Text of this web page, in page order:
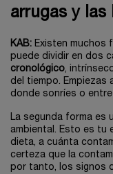
arrugas y las
KAB: Existen muchos
puede dividir en dos
cronológico ,
del tiempo. Empiezas
donde sonríes o
La segunda forma es
ambiental. Esto es tu
dieta, a cuánta
certeza que la
por tanto, los signos